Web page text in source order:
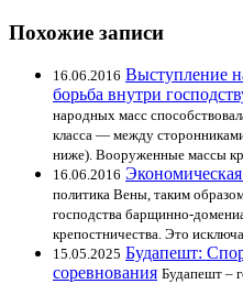
Похожие записи
16.06.2016 Выступление
борьба внутри
народных масс
класса — между
ниже). Вооруженные массы
16.06.2016
политика Вены, таким
господства барщинно-
крепостничества. Это
15.05.2025 Будапешт:
соревнования Будапешт –